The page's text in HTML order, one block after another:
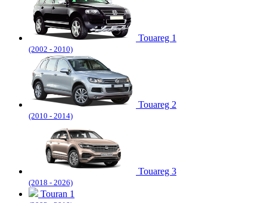
Touareg 1
(2002 - 2010)
Touareg 2
(2010 - 2014)
Touareg 3
(2018 - 2026)
Touran 1